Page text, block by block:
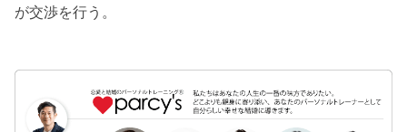
が交渉を行う。